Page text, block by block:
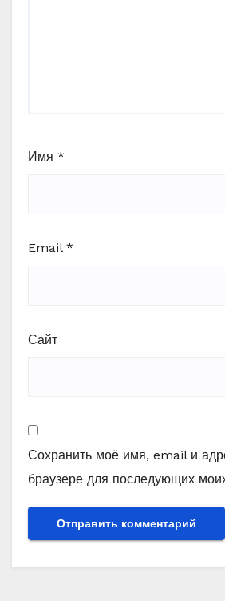
Имя *
Email *
Сайт
Сохранить моё имя, email и
браузере для последующих